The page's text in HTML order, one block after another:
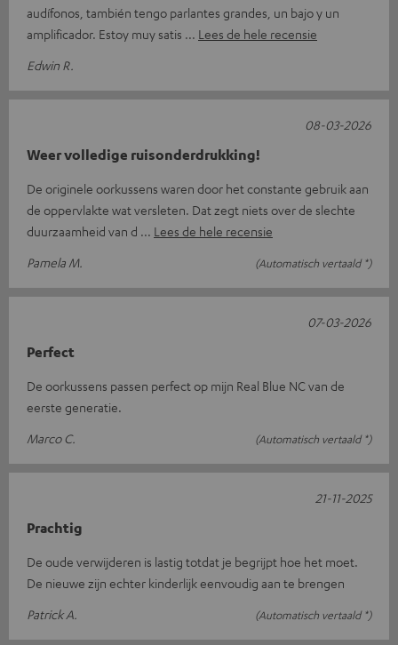
audífonos, también tengo parlantes grandes, un bajo y un
amplificador. Estoy muy satis
Lees de hele recensie
Edwin R.
Weer volledige ruisonderdrukking!
De originele oorkussens waren door het constante gebruik aan
de oppervlakte wat versleten. Dat zegt niets over de slechte
duurzaamheid van d
Lees de hele recensie
Pamela M.
(Automatisch vertaald *)
08-03-2026
Perfect
De oorkussens passen perfect op mijn Real Blue NC van de
eerste generatie.
Marco C.
(Automatisch vertaald *)
07-03-2026
Prachtig
De oude verwijderen is lastig totdat je begrijpt hoe het moet.
De nieuwe zijn echter kinderlijk eenvoudig aan te brengen
Patrick A.
(Automatisch vertaald *)
21-11-2025